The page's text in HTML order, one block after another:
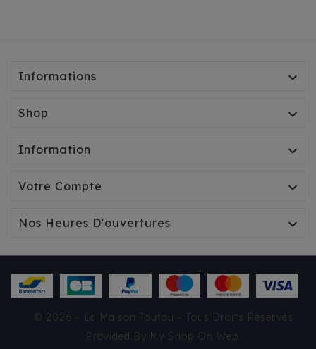
Informations 
Shop 
Information 
Votre Compte 
Nos Heures D'ouvertures 
© 2026 - La Maison Toutou - Tous Droits Réservés
Provided By My Shop On Web